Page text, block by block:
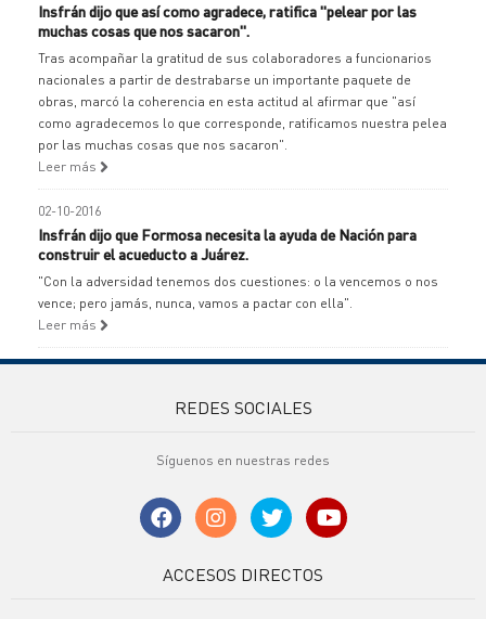
Insfrán dijo que así como agradece, ratifica "pelear por las
muchas cosas que nos sacaron".
Tras acompañar la gratitud de sus colaboradores a funcionarios
nacionales a partir de destrabarse un importante paquete de
obras, marcó la coherencia en esta actitud al afirmar que "así
como agradecemos lo que corresponde, ratificamos nuestra pelea
por las muchas cosas que nos sacaron".
Leer más
02-10-2016
Insfrán dijo que Formosa necesita la ayuda de Nación para
construir el acueducto a Juárez.
"Con la adversidad tenemos dos cuestiones: o la vencemos o nos
vence; pero jamás, nunca, vamos a pactar con ella".
Leer más
REDES SOCIALES
Síguenos en nuestras redes
ACCESOS DIRECTOS